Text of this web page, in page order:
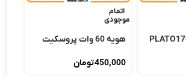
اتمام
موجودی
هویه 60 وات پروسکیت
450,000تومان